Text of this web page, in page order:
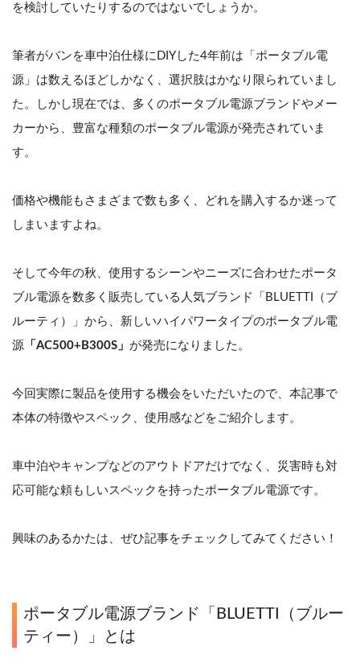
を検討していたりするのではないでしょうか。
筆者がバンを車中泊仕様にDIYした4年前は「ポータブル電
源」は数えるほどしかなく、選択肢はかなり限られていまし
た。しかし現在では、多くのポータブル電源ブランドやメー
カーから、豊富な種類のポータブル電源が発売されていま
す。
価格や機能もさまざまで数も多く、どれを購入するか迷って
しまいますよね。
そして今年の秋、使用するシーンやニーズに合わせたポータ
ブル電源を数多く販売している人気ブランド「BLUETTI（ブ
ルーティ）」から、新しいハイパワータイプのポータブル電
源 「AC500+B300S」 が発売になりました。
今回実際に製品を使用する機会をいただいたので、本記事で
本体の特徴やスペック、使用感などをご紹介します。
車中泊やキャンプなどのアウトドアだけでなく、災害時も対
応可能な頼もしいスペックを持ったポータブル電源です。
興味のあるかたは、ぜひ記事をチェックしてみてください！
ポータブル電源ブランド「BLUETTI（ブルー
ティー）」とは